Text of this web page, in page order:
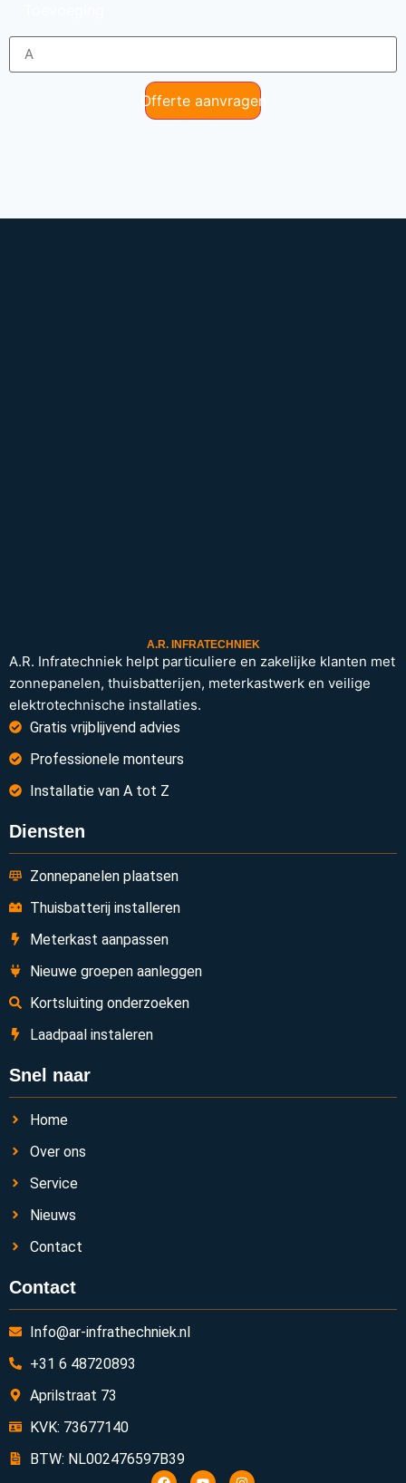
Offerte aanvragen
A.R. INFRATECHNIEK
A.R. Infratechniek helpt particuliere en zakelijke klanten met
zonnepanelen, thuisbatterijen, meterkastwerk en veilige
elektrotechnische installaties.
Gratis vrijblijvend advies
Professionele monteurs
Installatie van A tot Z
Diensten
Zonnepanelen plaatsen
Thuisbatterij installeren
Meterkast aanpassen
Nieuwe groepen aanleggen
Kortsluiting onderzoeken
Laadpaal instaleren
Snel naar
Home
Over ons
Service
Nieuws
Contact
Contact
Info@ar-infrathechniek.nl
+31 6 48720893
Aprilstraat 73
KVK: 73677140
BTW: NL002476597B39